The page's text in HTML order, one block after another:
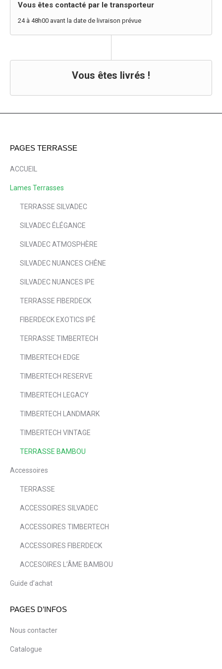
Vous êtes contacté par le transporteur
24 à 48h00 avant la date de livraison prévue
Vous êtes livrés !
PAGES TERRASSE
ACCUEIL
Lames Terrasses
TERRASSE SILVADEC
SILVADEC ÉLÉGANCE
SILVADEC ATMOSPHÈRE
SILVADEC NUANCES CHÊNE
SILVADEC NUANCES IPE
TERRASSE FIBERDECK
FIBERDECK EXOTICS IPÉ
TERRASSE TIMBERTECH
TIMBERTECH EDGE
TIMBERTECH RESERVE
TIMBERTECH LEGACY
TIMBERTECH LANDMARK
TIMBERTECH VINTAGE
TERRASSE BAMBOU
Accessoires
TERRASSE
ACCESSOIRES SILVADEC
ACCESSOIRES TIMBERTECH
ACCESSOIRES FIBERDECK
ACCESOIRES L’ÂME BAMBOU
Guide d’achat
PAGES D’INFOS
Nous contacter
Catalogue